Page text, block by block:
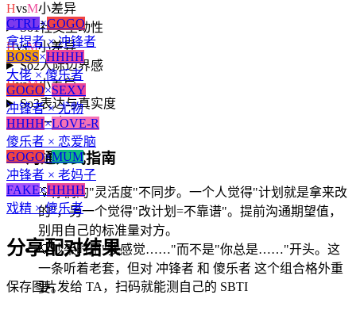
HvsM小差异
So1社交主动性
HvsM小差异
So2人际边界感
HvsM小差异
So3表达与真实度
MvsM一致
💬沟通方式指南
💡你们的"灵活度"不同步。一个人觉得"计划就是拿来改
的"，另一个觉得"改计划=不靠谱"。提前沟通期望值，
别用自己的标准量对方。
💡吵架时用"我感觉……"而不是"你总是……"开头。这
一条听着老套，但对 冲锋者 和 傻乐者 这个组合格外重
要。
CTRL×GOGO
拿捏者 × 冲锋者
BOSS×HHHH
大佬 × 傻乐者
GOGO×SEXY
冲锋者 × 尤物
HHHH×LOVE-R
傻乐者 × 恋爱脑
GOGO×MUM
冲锋者 × 老妈子
FAKE×HHHH
戏精 × 傻乐者
分享配对结果
保存图片发给 TA，扫码就能测自己的 SBTI